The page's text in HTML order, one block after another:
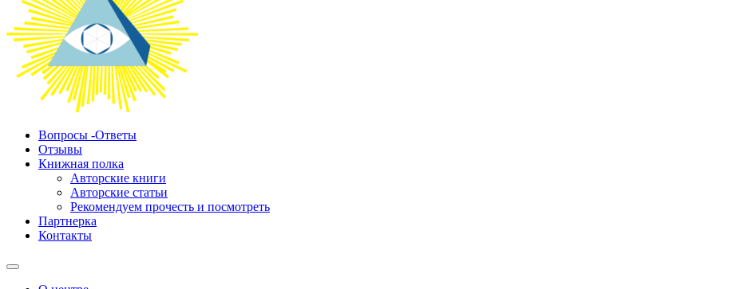
Вопросы -Ответы
Отзывы
Книжная полка
Авторские книги
Авторские статьи
Рекомендуем прочесть и посмотреть
Партнерка
Контакты